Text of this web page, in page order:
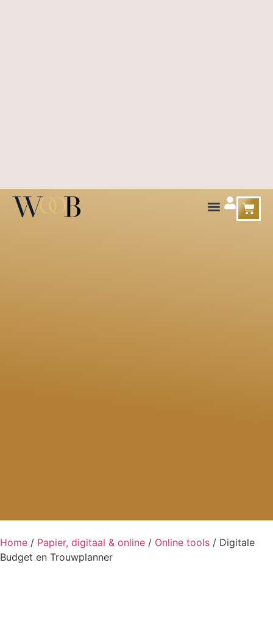
Home / Papier, digitaal & online / Online tools / Digitale
Budget en Trouwplanner